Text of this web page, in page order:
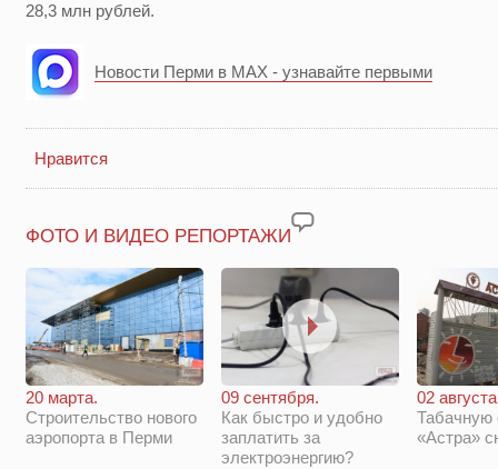
28,3 млн рублей.
Новости Перми в MAX - узнавайте первыми
Нравится
ФОТО И ВИДЕО РЕПОРТАЖИ
20 марта.
Строительство нового
аэропорта в Перми
09 сентября.
Как быстро и удобно
заплатить за
электроэнергию?
02
Табачную
«Астра»